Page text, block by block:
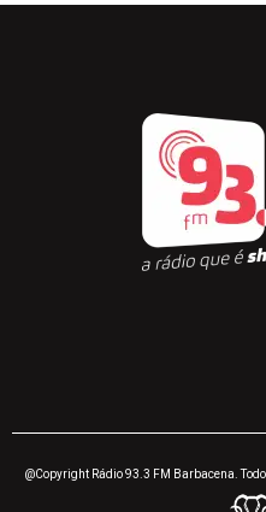
@Copyright Rádio 93.3 FM Barbacena.